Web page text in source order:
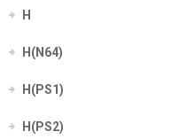
H
H(N64)
H(PS1)
H(PS2)